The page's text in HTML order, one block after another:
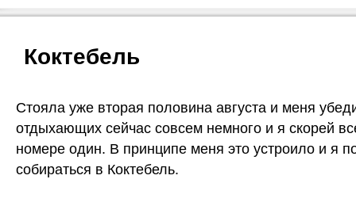
Коктебель
Стояла уже вторая половина августа и меня
отдыхающих сейчас совсем немного и я скорей
номере один. В принципе меня это устроило и я
собираться в Коктебель.